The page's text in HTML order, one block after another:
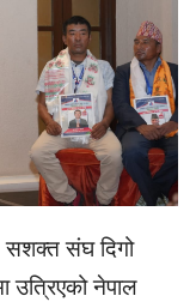
! सशक्त संघ दिगो
उत्रिएको नेपाल